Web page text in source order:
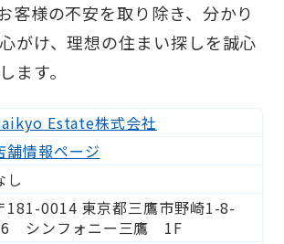
客様の不安を取り除き、分かり
がけ、理想の住まい探しを誠心
ます。
Estate株式会社
舗情報ページ
し
181-0014 東京都三鷹市野崎1-8-
シンフォニー三鷹 1F